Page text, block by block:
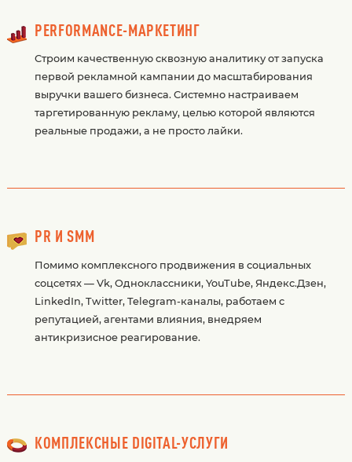
PERFORMANCE-МАРКЕТИНГ
Строим качественную сквозную аналитику от запуска
первой рекламной кампании до масштабирования
выручки вашего бизнеса. Системно настраиваем
таргетированную рекламу, целью которой являются
реальные продажи, а не просто лайки.
PR И SMM
Помимо комплексного продвижения в социальных
соцсетях — Vk, Одноклассники, YouTube, Яндекс.Дзен,
LinkedIn, Twitter, Telegram-каналы, работаем с
репутацией, агентами влияния, внедряем
антикризисное реагирование.
КОМПЛЕКСНЫЕ DIGITAL-УСЛУГИ